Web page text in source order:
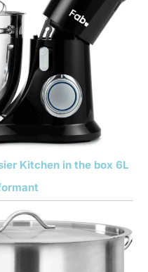
Kitchen in the box 6L